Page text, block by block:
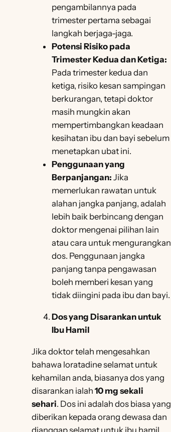
pengambilannya pada
trimester pertama sebagai
langkah berjaga-jaga.
Potensi Risiko pada
Trimester Kedua dan Ketiga:
Pada trimester kedua dan
ketiga, risiko kesan sampingan
berkurangan, tetapi doktor
masih mungkin akan
mempertimbangkan keadaan
kesihatan ibu dan bayi sebelum
menetapkan ubat ini.
Penggunaan yang
Berpanjangan: Jika
memerlukan rawatan untuk
alahan jangka panjang, adalah
lebih baik berbincang dengan
doktor mengenai pilihan lain
atau cara untuk mengurangkan
dos. Penggunaan jangka
panjang tanpa pengawasan
boleh memberi kesan yang
tidak diingini pada ibu dan bayi.
Dos yang Disarankan untuk
Ibu Hamil
Jika doktor telah mengesahkan
bahawa loratadine selamat untuk
kehamilan anda, biasanya dos yang
disarankan ialah 10 mg sekali
sehari. Dos ini adalah dos biasa yang
diberikan kepada orang dewasa dan
dianggap selamat untuk ibu hamil.